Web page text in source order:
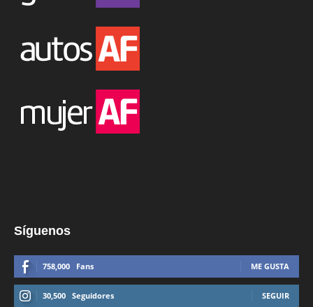
Síguenos
758,000 Fans ME GUSTA
30,500 Seguidores SEGUIR